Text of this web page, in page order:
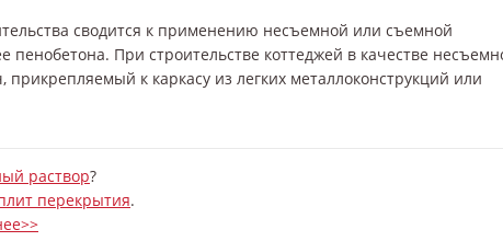
сводится к применению несъемной или съемной
пенобетона. При строительстве коттеджей в качестве
к каркасу из легких металлоконструкций или
раствор?
перекрытия.